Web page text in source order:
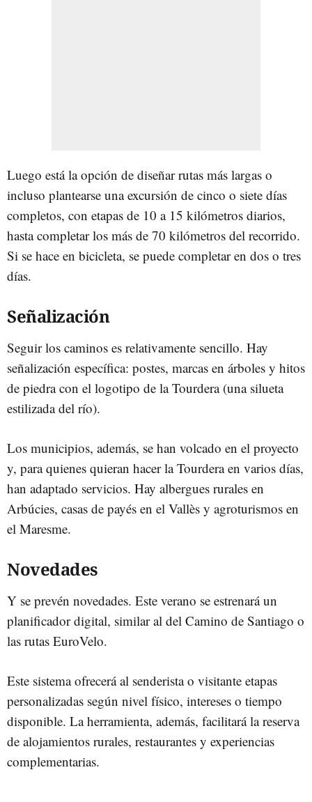
Luego está la opción de diseñar rutas más largas o
incluso plantearse una excursión de cinco o siete días
completos, con etapas de 10 a 15 kilómetros diarios,
hasta completar los más de 70 kilómetros del recorrido.
Si se hace en bicicleta, se puede completar en dos o tres
días.
Señalización
Seguir los caminos es relativamente sencillo. Hay
señalización específica: postes, marcas en árboles y hitos
de piedra con el logotipo de la Tourdera (una silueta
estilizada del río).
Los municipios, además, se han volcado en el proyecto
y, para quienes quieran hacer la Tourdera en varios días,
han adaptado servicios. Hay albergues rurales en
Arbúcies, casas de payés en el Vallès y agroturismos en
el Maresme.
Novedades
Y se prevén novedades. Este verano se estrenará un
planificador digital, similar al del Camino de Santiago o
las rutas EuroVelo.
Este sistema ofrecerá al senderista o visitante etapas
personalizadas según nivel físico, intereses o tiempo
disponible. La herramienta, además, facilitará la reserva
de alojamientos rurales, restaurantes y experiencias
complementarias.